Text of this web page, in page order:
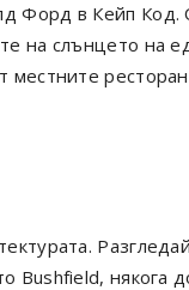
Форд в Кейп Код.
на слънцето на
местните
Bushfield, някога